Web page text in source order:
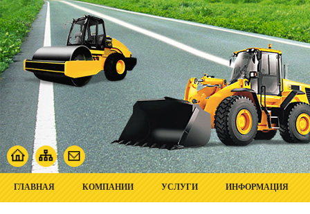
ГЛАВНАЯ КОМПАНИИ УСЛУГИ ИНФОРМАЦИЯ